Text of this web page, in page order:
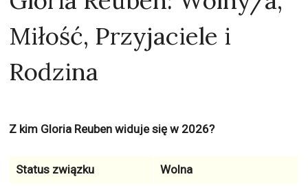
Miłość, Przyjaciele i
Rodzina
Z kim Gloria Reuben widuje się w 2026?
Status związku Wolna